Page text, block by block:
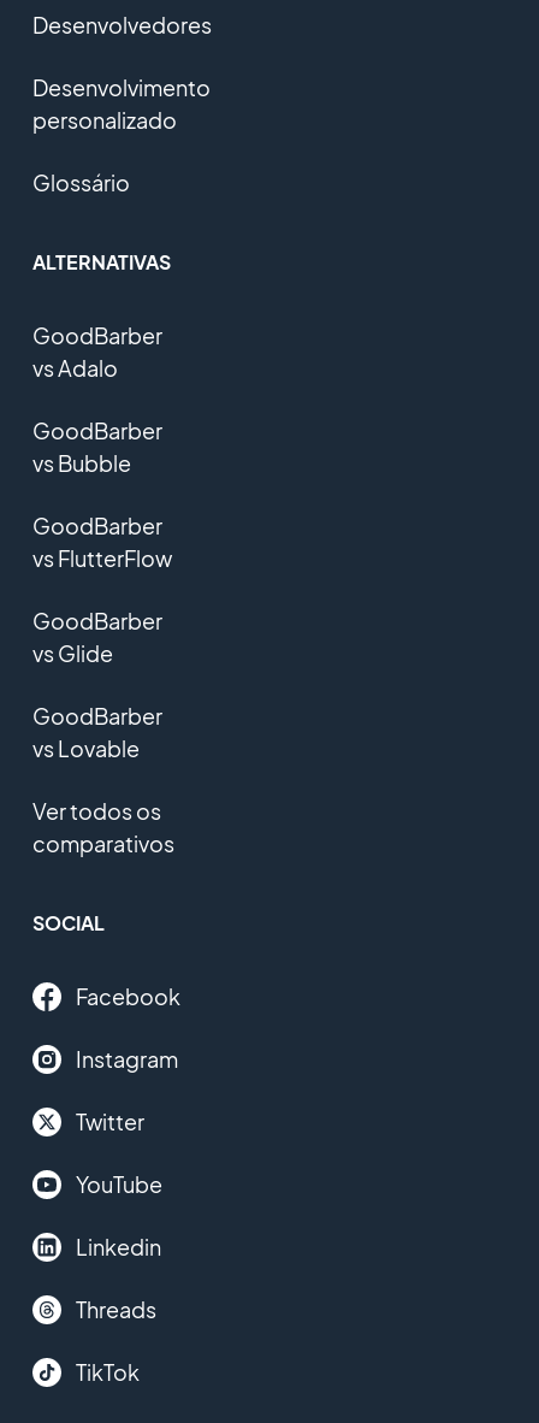
Desenvolvedores
Desenvolvimento
personalizado
Glossário
ALTERNATIVAS
GoodBarber
vs Adalo
GoodBarber
vs Bubble
GoodBarber
vs FlutterFlow
GoodBarber
vs Glide
GoodBarber
vs Lovable
Ver todos os
comparativos
SOCIAL
Facebook
Instagram
Twitter
YouTube
Linkedin
Threads
TikTok